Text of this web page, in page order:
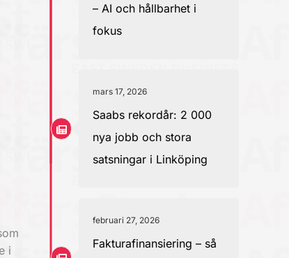
i
– AI och hållbarhet i
fokus
mars 17, 2026
Saabs rekordår: 2 000
nya jobb och stora
satsningar i Linköping
februari 27, 2026
Fakturafinansiering – så